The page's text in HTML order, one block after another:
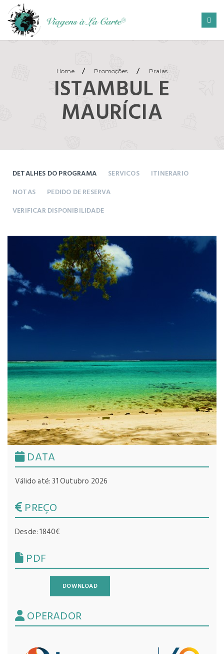
Home / Promoções / Praias
ISTAMBUL E
MAURÍCIA
DETALHES DO PROGRAMA SERVICOS
ITINERARIO
NOTAS
PEDIDO DE RESERVA
VERIFICAR DISPONIBILIDADE
DATA
Válido até: 31 Outubro 2026
PREÇO
Desde: 1840€
PDF
DOWNLOAD
OPERADOR